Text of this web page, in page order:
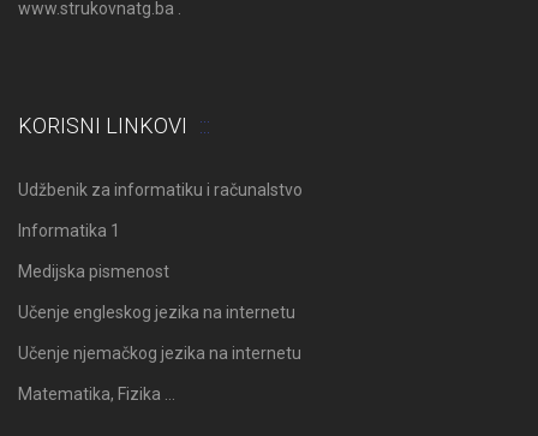
www.strukovnatg.ba .
KORISNI LINKOVI
Udžbenik za informatiku i računalstvo
Informatika 1
Medijska pismenost
Učenje engleskog jezika na internetu
Učenje njemačkog jezika na internetu
Matematika, Fizika …